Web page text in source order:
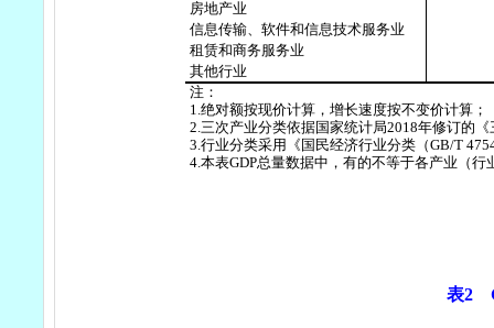
房地产业
信息传输、软件和信息技术服务业
租赁和商务服务业
其他行业
注：
1.绝对额按现价计算，增长速度按不变价计算；
2.三次产业分类依据国家统计局2018年修订的《
3.行业分类采用《国民经济行业分类（GB/T
4.本表GDP总量数据中，有的不等于各产业（行
表2